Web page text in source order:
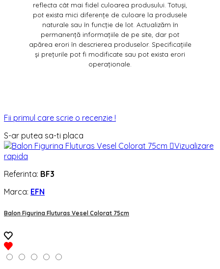
reflecta cât mai fidel culoarea produsului. Totuși,
pot exista mici diferențe de culoare la produsele
naturale sau în funcție de lot. Actualizăm în
permanență informațiile de pe site, dar pot
apărea erori în descrierea produselor. Specificațiile
și prețurile pot fi modificate sau pot exista erori
operaționale.
Fii primul care scrie o recenzie !
S-ar putea sa-ti placa
Vizualizare
rapida
Referinta: BF3
Marca: EFN
Balon Figurina Fluturas Vesel Colorat 75cm